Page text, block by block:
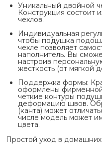
Уникальный двойной
Конструкция состоит
чехлов.
Индивидуальная
чтобы подушка
чехле позволяет
наполнитель. Вы
настроив
жесткость (от мягкой
Поддержка формы:
оформлены
четкие контуры
деформацию швов.
(канта) может
числе модель может
цвета.
Простой уход в домашних